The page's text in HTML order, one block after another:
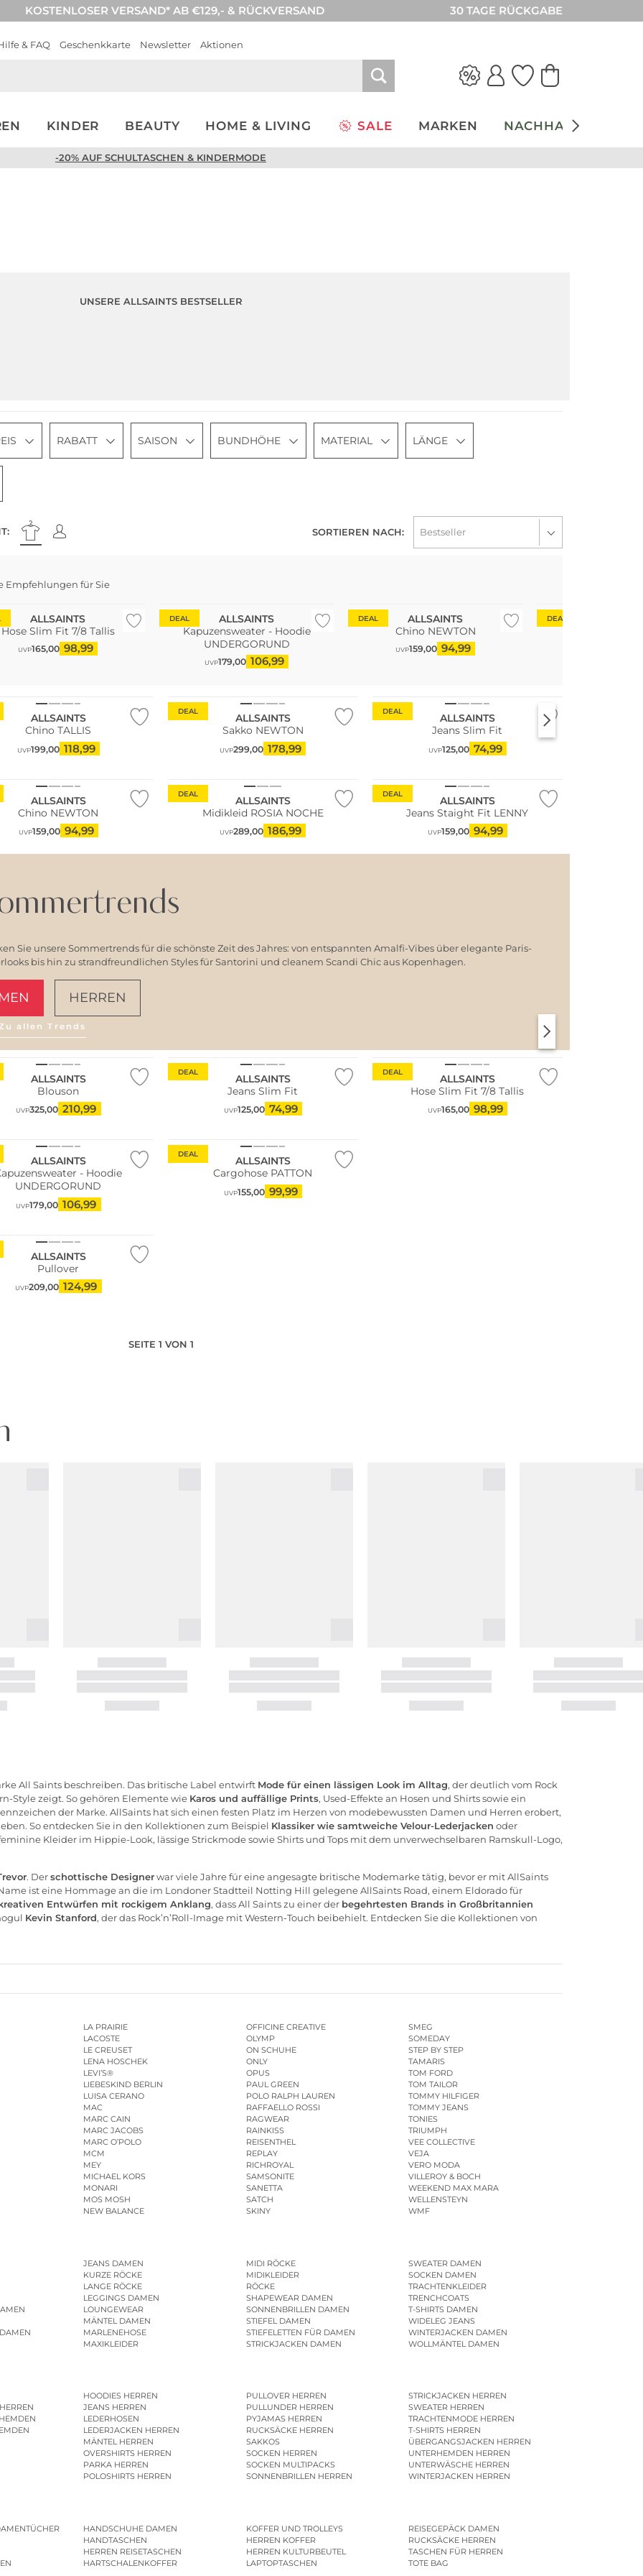
KOSTENLOSER VERSAND* AB €129,- & RÜCKVERSAND 30 TAGE RÜCKGABE
& FAQ Geschenkkarte Newsletter Aktionen
KINDER BEAUTY HOME & LIVING SALE MARKEN NACHHALTIGKEIT
-20% AUF SCHULTASCHEN & KINDERMODE
UNSERE ALLSAINTS BESTSELLER
RABATT SAISON BUNDHÖHE MATERIAL LÄNGE
SORTIEREN NACH:
Empfehlungen für Sie
ALLSAINTS
Hose Slim Fit 7/8 Tallis
UVP165,00 98,99
DEAL
ALLSAINTS
Kapuzensweater - Hoodie
UNDERGORUND
UVP179,00 106,99
DEAL
ALLSAINTS
Chino NEWTON
UVP159,00 94,99
DEAL
ALLSAINTS
Chino TALLIS
UVP199,00 118,99
DEAL
ALLSAINTS
Sakko NEWTON
UVP299,00 178,99
DEAL
ALLSAINTS
Jeans Slim Fit
UVP125,00 74,99
ALLSAINTS
Chino NEWTON
UVP159,00 94,99
DEAL
ALLSAINTS
Midikleid ROSIA NOCHE
UVP289,00 186,99
DEAL
ALLSAINTS
Jeans Staight Fit LENNY
UVP159,00 94,99
Sie unsere Sommertrends für die schönste Zeit des Jahres: von entspannten Amalfi-Vibes über elegante Paris-
bis hin zu strandfreundlichen Styles für Santorini und cleanem Scandi Chic aus Kopenhagen.
HERREN
allen Trends
ALLSAINTS
Blouson
UVP325,00 210,99
DEAL
ALLSAINTS
Jeans Slim Fit
UVP125,00 74,99
DEAL
ALLSAINTS
Hose Slim Fit 7/8 Tallis
UVP165,00 98,99
ALLSAINTS
- Hoodie
UNDERGORUND
UVP179,00 106,99
DEAL
ALLSAINTS
Cargohose PATTON
UVP155,00 99,99
ALLSAINTS
Pullover
UVP209,00 124,99
SEITE 1 VON 1
All Saints beschreiben. Das britische Label entwirft Mode für einen lässigen Look im Alltag, der deutlich vom Rock
Style zeigt. So gehören Elemente wie Karos und auffällige Prints, Used-Effekte an Hosen und Shirts sowie ein
der Marke. AllSaints hat sich einen festen Platz im Herzen von modebewussten Damen und Herren erobert,
So entdecken Sie in den Kollektionen zum Beispiel Klassiker wie samtweiche Velour-Lederjacken oder
Kleider im Hippie-Look, lässige Strickmode sowie Shirts und Tops mit dem unverwechselbaren Ramskull-Logo,
. Derschottische Designerwar viele Jahre für eine angesagte britische Modemarke tätig, bevor er mit AllSaints
ist eine Hommage an die im Londoner Stadtteil Notting Hill gelegene AllSaints Road, einem Eldorado für
Entwürfen mit rockigem Anklang, dass All Saints zu einer der begehrtesten Brands in Großbritannien
Kevin Stanford, der das Rock’n’Roll-Image mit Western-Touch beibehielt. Entdecken Sie die Kollektionen von
LA PRAIRIE
LACOSTE
LE CREUSET
LENA HOSCHEK
LEVI’S®
LIEBESKIND BERLIN
LUISA CERANO
MAC
MARC CAIN
MARC JACOBS
MARC O’POLO
MCM
MEY
MICHAEL KORS
MONARI
MOS MOSH
NEW BALANCE
OFFICINE CREATIVE
OLYMP
ON SCHUHE
ONLY
OPUS
PAUL GREEN
POLO RALPH LAUREN
RAFFAELLO ROSSI
RAGWEAR
RAINKISS
REISENTHEL
REPLAY
RICHROYAL
SAMSONITE
SANETTA
SATCH
SKINY
SMEG
SOMEDAY
STEP BY STEP
TAMARIS
TOM FORD
TOM TAILOR
TOMMY HILFIGER
TOMMY JEANS
TONIES
TRIUMPH
VEE COLLECTIVE
VEJA
VERO MODA
VILLEROY & BOCH
WEEKEND MAX MARA
WELLENSTEYN
WMF
JEANS DAMEN
KURZE RÖCKE
LANGE RÖCKE
LEGGINGS DAMEN
LOUNGEWEAR
MÄNTEL DAMEN
MARLENEHOSE
MAXIKLEIDER
MIDI RÖCKE
MIDIKLEIDER
RÖCKE
SHAPEWEAR DAMEN
SONNENBRILLEN DAMEN
STIEFEL DAMEN
STIEFELETTEN FÜR DAMEN
STRICKJACKEN DAMEN
SWEATER DAMEN
SOCKEN DAMEN
TRACHTENKLEIDER
TRENCHCOATS
T-SHIRTS DAMEN
WIDELEG JEANS
WINTERJACKEN DAMEN
WOLLMÄNTEL DAMEN
HOODIES HERREN
JEANS HERREN
LEDERHOSEN
LEDERJACKEN HERREN
MÄNTEL HERREN
OVERSHIRTS HERREN
PARKA HERREN
POLOSHIRTS HERREN
PULLOVER HERREN
PULLUNDER HERREN
PYJAMAS HERREN
RUCKSÄCKE HERREN
SAKKOS
SOCKEN HERREN
SOCKEN MULTIPACKS
SONNENBRILLEN HERREN
STRICKJACKEN HERREN
SWEATER HERREN
TRACHTENMODE HERREN
T-SHIRTS HERREN
ÜBERGANGSJACKEN HERREN
UNTERHEMDEN HERREN
UNTERWÄSCHE HERREN
WINTERJACKEN HERREN
HANDSCHUHE DAMEN
HANDTASCHEN
HERREN REISETASCHEN
HARTSCHALENKOFFER
KOFFER UND TROLLEYS
HERREN KOFFER
HERREN KULTURBEUTEL
LAPTOPTASCHEN
REISEGEPÄCK DAMEN
RUCKSÄCKE HERREN
TASCHEN FÜR HERREN
TOTE BAG